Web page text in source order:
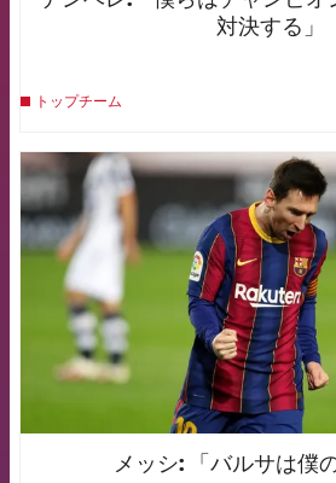
対決する」
トップチーム
FCB
メッシ: 「バルサは僕